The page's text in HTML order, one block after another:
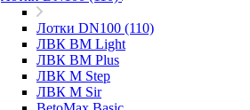
Лотки DN100 (110)
ЛВК ВМ Light
ЛВК ВМ Plus
ЛВК М Step
ЛВК М Sir